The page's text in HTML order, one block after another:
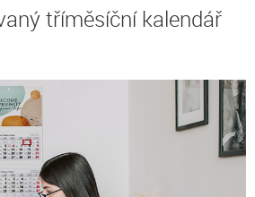
tříměsíční kalendář